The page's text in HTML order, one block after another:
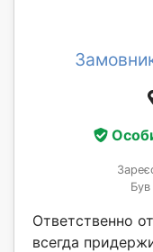
Ответственно
всегда